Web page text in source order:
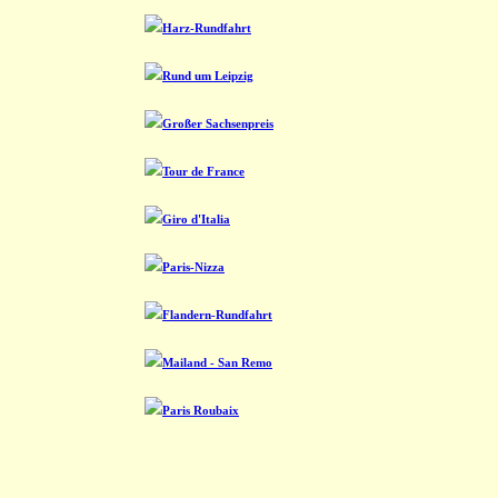
Harz-Rundfahrt
Rund um Leipzig
Großer Sachsenpreis
Tour de France
Giro d'Italia
Paris-Nizza
Flandern-Rundfahrt
Mailand - San Remo
Paris Roubaix